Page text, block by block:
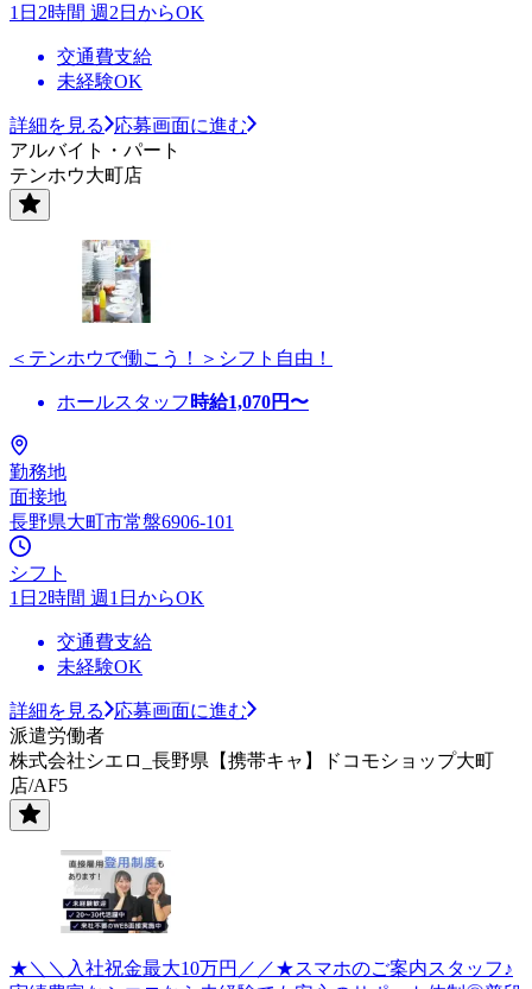
1日2時間 週2日からOK
交通費支給
未経験OK
詳細を見る
応募画面に進む
アルバイト・パート
テンホウ大町店
＜テンホウで働こう！＞シフト自由！
ホールスタッフ 時給1,070円〜
勤務地
面接地
長野県大町市常盤6906-101
シフト
1日2時間 週1日からOK
交通費支給
未経験OK
詳細を見る
応募画面に進む
派遣労働者
株式会社シエロ_長野県【携帯キャ】ドコモショップ大町
店/AF5
★＼＼入社祝金最大10万円／／★スマホのご案内スタッフ♪